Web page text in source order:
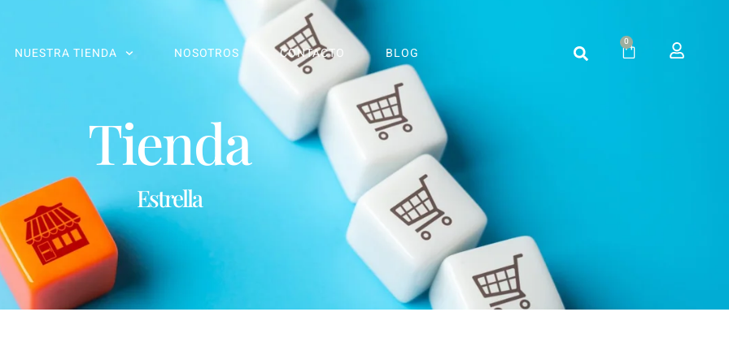
NUESTRA TIENDA NOSOTROS CONTACTO BLOG
0
Tienda
Estrella